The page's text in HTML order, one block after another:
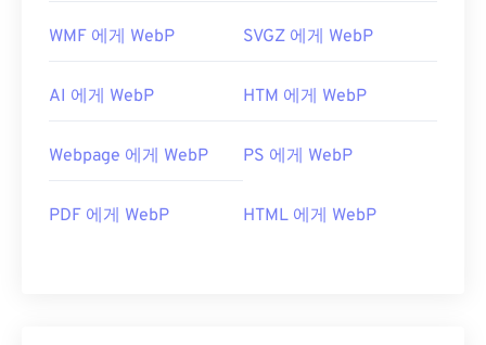
WMF 에게 WebP SVGZ 에게 WebP
AI 에게 WebP HTM 에게 WebP
Webpage 에게 WebP PS 에게 WebP
PDF 에게 WebP HTML 에게 WebP